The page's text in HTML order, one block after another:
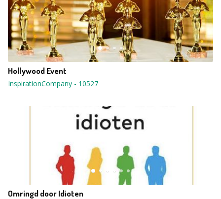
Hollywood Event
InspirationCompany - 10527
Omringd door Idioten